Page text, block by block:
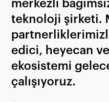
merkezli
teknoloji şirketi.
edici, heyecan
ekosistemi
çalışıyoruz.